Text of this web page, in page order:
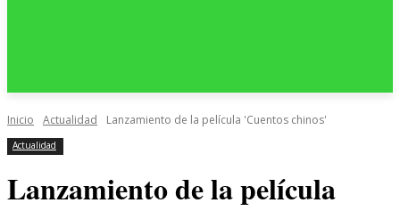
Inicio Actualidad Lanzamiento de la película 'Cuentos chinos'
Actualidad
Lanzamiento de la película